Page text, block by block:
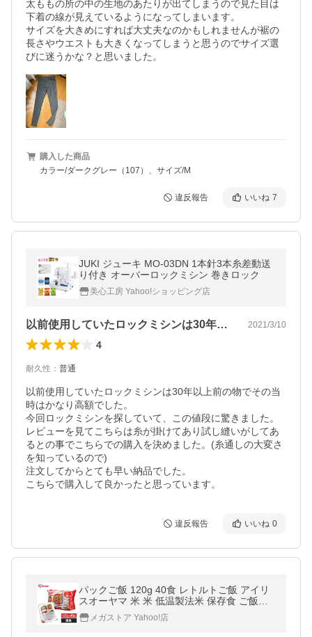
太ももの所の中の生地のあたりが出てしまうので見た目は
下着の線が見えているようになってしまいます。
サイズを大きめにすれば大丈夫なのかもしれませんが裾の
長さやウエストも大きくなってしまうと思うのでサイズ選
びに迷うかな？と思いました。
購入した商品
カラー/ダークグレー（107）、サイズ/M
違反報告 いいね 7
JUKI ジューキ MO-03DN 1本針3本糸差動送
り付き オーバーロックミシン 巻きロック
美心工房 Yahoo!ショッピング店
以前使用していたロックミシンは30年以… 2021/3/10
4
耐久性 ： 普通
以前使用していたロックミシンは30年以上前の物でその当
時はかなり高額でした。
今回ロックミシンを探していて、この値段に驚きました。
レビューを見てこちらは糸が掛けてあり試し縫いがしてあ
るとの事でこちらでの購入を決めました。(糸通しの大変さ
を知っているので)
注文してからとても早い納品でした。
こちらで購入して良かったと思っています。
違反報告 いいね 0
パックご飯 120g 40食 レトルトご飯 アイリ
スオーヤマ 米 米 低温製法米 保存食 ご飯パ
ック 120g レトルトご飯 ご飯 パックごはん
メガストア Yahoo!店